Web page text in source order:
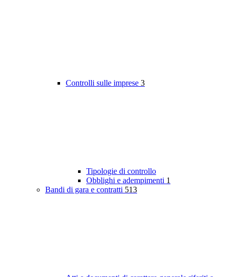
Controlli sulle imprese 3
Tipologie di controllo
Obblighi e adempimenti 1
Bandi di gara e contratti 513